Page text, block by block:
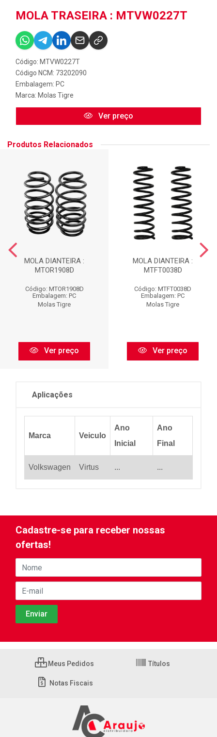
MOLA TRASEIRA : MTVW0227T
Código: MTVW0227T
Código NCM: 73202090
Embalagem: PC
Marca: Molas Tigre
Ver preço
Produtos Relacionados
MOLA DIANTEIRA :
MTOR1908D
Código: MTOR1908D
Embalagem: PC
Molas Tigre
Ver preço
MOLA DIANTEIRA :
MTFT0038D
Código: MTFT0038D
Embalagem: PC
Molas Tigre
Ver preço
Aplicações
Marca Veiculo
Ano
Inicial
Ano
Final
Volkswagen Virtus ... ...
Cadastre-se para receber nossas
ofertas!
Meus Pedidos Títulos
Notas Fiscais